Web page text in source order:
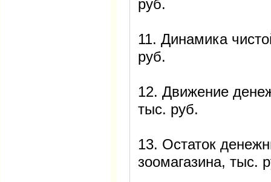
руб.
11. Динамика
руб.
12. Движение
тыс. руб.
13. Остаток
зоомагазина, тыс.